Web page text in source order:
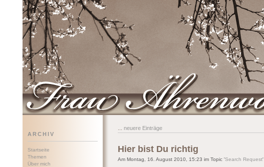
ARCHIV
Startseite
Themen
Über mich
neuere Einträge
Hier bist Du richtig
Am Montag, 16. August 2010, 15:23 im Topic 'Search Request'